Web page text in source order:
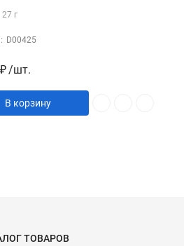
27 г
D00425
₽/шт.
В корзину
ТОВАРОВ